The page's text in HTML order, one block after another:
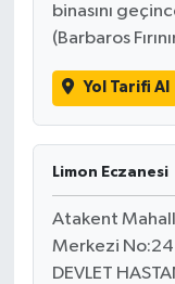
binasını
(Barbaros
Yol Tarifi Al
Limon Eczanesi
Atakent
Merkezi No:24
DEVLET